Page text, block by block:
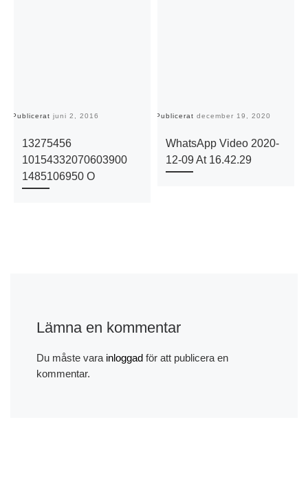
Publicerat juni 2, 2016
13275456
10154332070603900
1485106950 O
Publicerat december 19, 2020
WhatsApp Video 2020-
12-09 At 16.42.29
Lämna en kommentar
Du måste vara inloggadför att publicera en
kommentar.